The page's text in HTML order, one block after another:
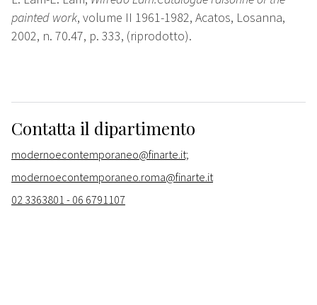
painted work, volume II 1961-1982, Acatos, Losanna,
2002, n. 70.47, p. 333, (riprodotto).
Contatta il dipartimento
modernoecontemporaneo@finarte.it;
modernoecontemporaneo.roma@finarte.it
02 3363801 - 06 6791107